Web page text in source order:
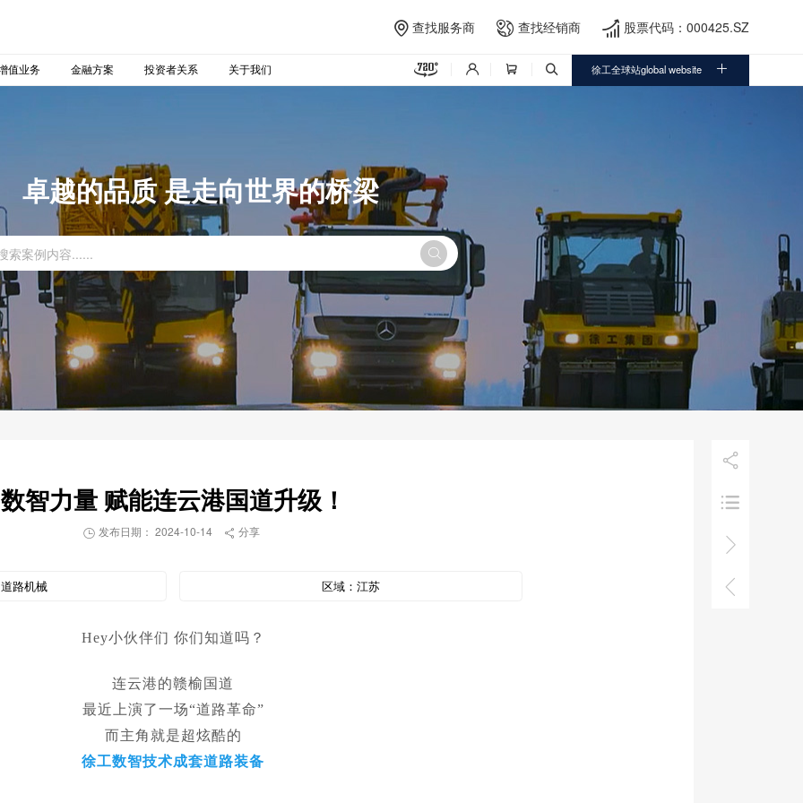
 查找服务商  查找经销商  股票代码：000425.SZ
值业务 金融方案 投资者关系 关于我们     徐工全球站global website 
卓越的品质 是走向世界的桥梁





数智力量 赋能连云港国道升级！
 发布日期： 2024-10-14  分享
道路机械 区域：江苏
Hey小伙伴们 你们知道吗？
连云港的赣榆国道
最近上演了一场“道路革命”
而主角就是超炫酷的
徐工数智技术成套道路装备